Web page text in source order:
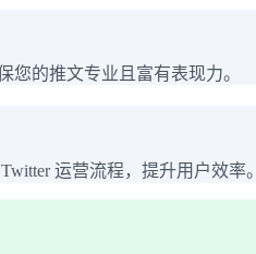
的推文专业且富有表现力。
运营流程，提升用户效率。